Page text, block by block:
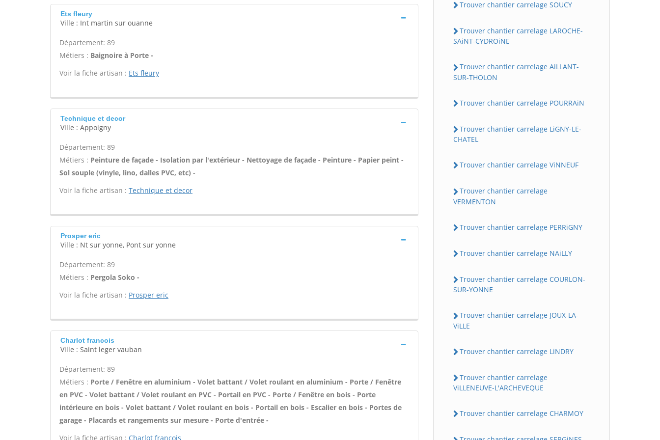
Ets fleury
Ville : Int martin sur ouanne
Département: 89
Métiers : Baignoire à Porte -
Voir la fiche artisan : Ets fleury
Technique et decor
Ville : Appoigny
Département: 89
Métiers : Peinture de façade - Isolation par l'extérieur - Nettoyage de façade - Peinture - Papier peint -
Sol souple (vinyle, lino, dalles PVC, etc) -
Voir la fiche artisan : Technique et decor
Prosper eric
Ville : Nt sur yonne, Pont sur yonne
Département: 89
Métiers : Pergola Soko -
Voir la fiche artisan : Prosper eric
Charlot francois
Ville : Saint leger vauban
Département: 89
Métiers : Porte / Fenêtre en aluminium - Volet battant / Volet roulant en aluminium - Porte / Fenêtre
en PVC - Volet battant / Volet roulant en PVC - Portail en PVC - Porte / Fenêtre en bois - Porte
intérieure en bois - Volet battant / Volet roulant en bois - Portail en bois - Escalier en bois - Portes de
garage - Placards et rangements sur mesure - Porte d'entrée -
Voir la fiche artisan : Charlot francois
Trouver chantier carrelage SOUCY
Trouver chantier carrelage LAROCHE-
SAiNT-CYDROiNE
Trouver chantier carrelage AiLLANT-
SUR-THOLON
Trouver chantier carrelage POURRAiN
Trouver chantier carrelage LiGNY-LE-
CHATEL
Trouver chantier carrelage ViNNEUF
Trouver chantier carrelage
VERMENTON
Trouver chantier carrelage PERRiGNY
Trouver chantier carrelage NAiLLY
Trouver chantier carrelage COURLON-
SUR-YONNE
Trouver chantier carrelage JOUX-LA-
ViLLE
Trouver chantier carrelage LiNDRY
Trouver chantier carrelage
ViLLENEUVE-L'ARCHEVEQUE
Trouver chantier carrelage CHARMOY